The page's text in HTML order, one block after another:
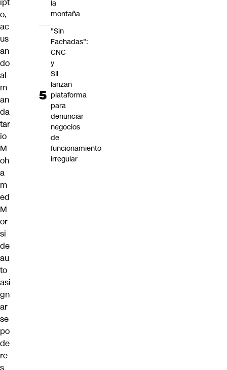
o,
ac
us
an
do
al
m
an
da
tar
io
M
oh
a
m
ed
M
or
si
de
au
to
asi
gn
ar
se
po
de
re
s
la
montaña
"Sin
Fachadas":
CNC
y
SII
lanzan
plataforma
para
denunciar
negocios
de
funcionamiento
irregular